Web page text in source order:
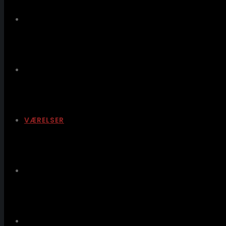
VÆRELSER